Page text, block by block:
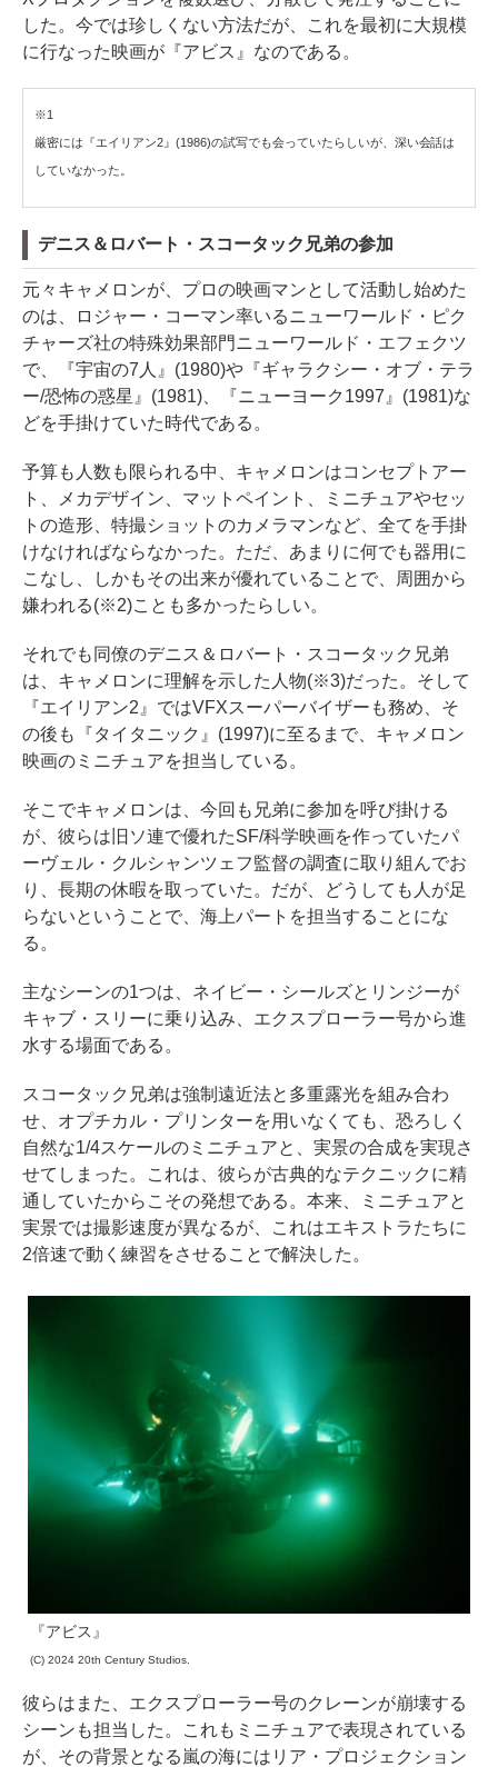
した。今では珍しくない方法だが、これを最初に大規模
に行なった映画が『アビス』なのである。
※1
厳密には『エイリアン2』(1986)の試写でも会っていたらしいが、深い会話は
していなかった。
デニス＆ロバート・スコータック兄弟の参加
元々キャメロンが、プロの映画マンとして活動し始めた
のは、ロジャー・コーマン率いるニューワールド・ピク
チャーズ社の特殊効果部門ニューワールド・エフェクツ
で、『宇宙の7人』(1980)や『ギャラクシー・オブ・テラ
ー/恐怖の惑星』(1981)、『ニューヨーク1997』(1981)な
どを手掛けていた時代である。
予算も人数も限られる中、キャメロンはコンセプトアー
ト、メカデザイン、マットペイント、ミニチュアやセッ
トの造形、特撮ショットのカメラマンなど、全てを手掛
けなければならなかった。ただ、あまりに何でも器用に
こなし、しかもその出来が優れていることで、周囲から
嫌われる(※2)ことも多かったらしい。
それでも同僚のデニス＆ロバート・スコータック兄弟
は、キャメロンに理解を示した人物(※3)だった。そして
『エイリアン2』ではVFXスーパーバイザーも務め、そ
の後も『タイタニック』(1997)に至るまで、キャメロン
映画のミニチュアを担当している。
そこでキャメロンは、今回も兄弟に参加を呼び掛ける
が、彼らは旧ソ連で優れたSF/科学映画を作っていたパ
ーヴェル・クルシャンツェフ監督の調査に取り組んでお
り、長期の休暇を取っていた。だが、どうしても人が足
らないということで、海上パートを担当することにな
る。
主なシーンの1つは、ネイビー・シールズとリンジーが
キャブ・スリーに乗り込み、エクスプローラー号から進
水する場面である。
スコータック兄弟は強制遠近法と多重露光を組み合わ
せ、オプチカル・プリンターを用いなくても、恐ろしく
自然な1/4スケールのミニチュアと、実景の合成を実現さ
せてしまった。これは、彼らが古典的なテクニックに精
通していたからこその発想である。本来、ミニチュアと
実景では撮影速度が異なるが、これはエキストラたちに
2倍速で動く練習をさせることで解決した。
『アビス』
(C) 2024 20th Century Studios.
彼らはまた、エクスプローラー号のクレーンが崩壊する
シーンも担当した。これもミニチュアで表現されている
が、その背景となる嵐の海にはリア・プロジェクション